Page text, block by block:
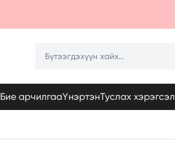
Бие арчилгааҮнэртэнТуслах хэрэгсэл